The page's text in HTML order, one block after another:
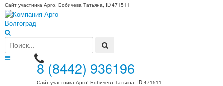
Сайт участника Арго: Бобичева Татьяна, ID 471511
8 (8442) 936196
Сайт участника Арго: Бобичева Татьяна, ID 471511